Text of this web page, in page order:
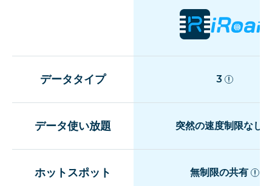
データタイプ 3
データ使い放題 突然の速度制限なし
ホットスポット 無制限の共有